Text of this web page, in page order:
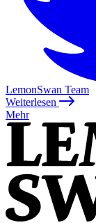
LemonSwan Team
Weiterlesen
Mehr